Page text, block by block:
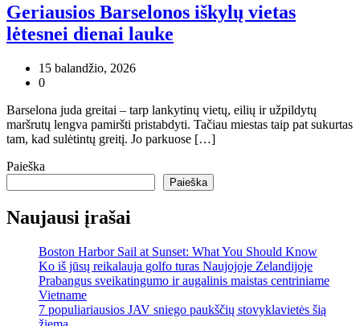
Geriausios Barselonos iškylų ​​​​vietas
lėtesnei dienai lauke
15 balandžio, 2026
0
Barselona juda greitai – tarp lankytinų vietų, eilių ir užpildytų
maršrutų lengva pamiršti pristabdyti. Tačiau miestas taip pat sukurtas
tam, kad sulėtintų greitį. Jo parkuose […]
Paieška
Paieška
Naujausi įrašai
Boston Harbor Sail at Sunset: What You Should Know
Ko iš jūsų reikalauja golfo turas Naujojoje Zelandijoje
Prabangus sveikatingumo ir augalinis maistas centriniame
Vietname
7 populiariausios JAV sniego paukščių stovyklavietės šią